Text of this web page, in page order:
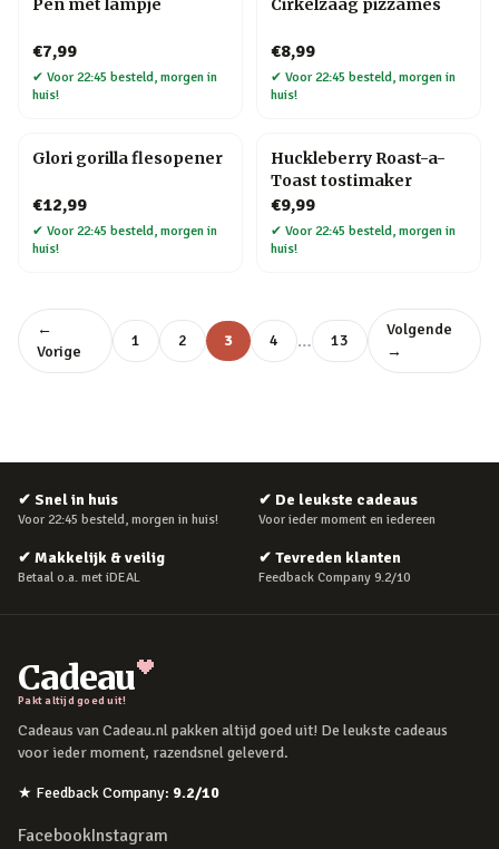
Pen met lampje
€7,99
✔ Voor 22:45 besteld, morgen in
huis!
Cirkelzaag pizzames
€8,99
✔ Voor 22:45 besteld, morgen in
huis!
Glori gorilla flesopener
€12,99
✔ Voor 22:45 besteld, morgen in
huis!
Huckleberry Roast-a-
Toast tostimaker
€9,99
✔ Voor 22:45 besteld, morgen in
huis!
←
Vorige
1 2 3 4 … 13
Volgende
→
✔ Snel in huis
Voor 22:45 besteld, morgen in huis!
✔ De leukste cadeaus
Voor ieder moment en iedereen
✔ Makkelijk & veilig
Betaal o.a. met iDEAL
✔ Tevreden klanten
Feedback Company 9.2/10
Cadeau
Pakt altijd goed uit!
Cadeaus van Cadeau.nl pakken altijd goed uit! De leukste cadeaus
voor ieder moment, razendsnel geleverd.
★ Feedback Company: 9.2/10
FacebookInstagram